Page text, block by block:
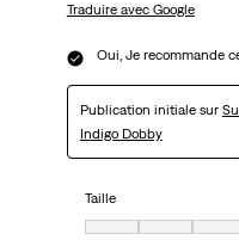
Traduire avec Google
Oui, Je recommande
Publication initiale sur
Indigo Dobby
Taille
Taille, 5 sur 7, où 1 est